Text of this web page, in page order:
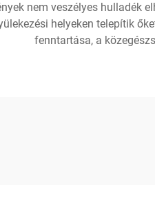
nem veszélyes hulladék
helyeken telepítik
fenntartása, a